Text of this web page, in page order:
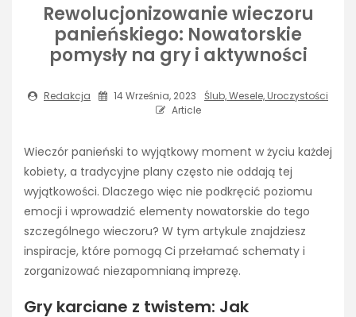
Rewolucjonizowanie wieczoru
panieńskiego: Nowatorskie
pomysły na gry i aktywności
Redakcja 14 Września, 2023
Ślub, Wesele, Uroczystości
Article
Wieczór panieński to wyjątkowy moment w życiu każdej
kobiety, a tradycyjne plany często nie oddają tej
wyjątkowości. Dlaczego więc nie podkręcić poziomu
emocji i wprowadzić elementy nowatorskie do tego
szczególnego wieczoru? W tym artykule znajdziesz
inspiracje, które pomogą Ci przełamać schematy i
zorganizować niezapomnianą imprezę.
Gry karciane z twistem: Jak